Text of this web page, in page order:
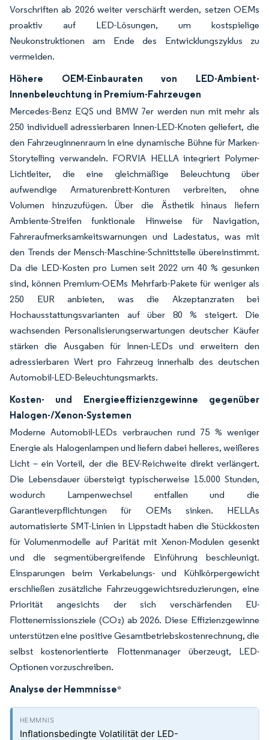
Vorschriften ab 2026 weiter verschärft werden, setzen OEMs
proaktiv auf LED-Lösungen, um kostspielige
Neukonstruktionen am Ende des Entwicklungszyklus zu
vermeiden.
Höhere OEM-Einbauraten von LED-Ambient-
Innenbeleuchtung in Premium-Fahrzeugen
Mercedes-Benz EQS und BMW 7er werden nun mit mehr als
250 individuell adressierbaren Innen-LED-Knoten geliefert, die
den Fahrzeuginnenraum in eine dynamische Bühne für Marken-
Storytelling verwandeln. FORVIA HELLA integriert Polymer-
Lichtleiter, die eine gleichmäßige Beleuchtung über
aufwendige Armaturenbrett-Konturen verbreiten, ohne
Volumen hinzuzufügen. Über die Ästhetik hinaus liefern
Ambiente-Streifen funktionale Hinweise für Navigation,
Fahreraufmerksamkeitswarnungen und Ladestatus, was mit
den Trends der Mensch-Maschine-Schnittstelle übereinstimmt.
Da die LED-Kosten pro Lumen seit 2022 um 40 % gesunken
sind, können Premium-OEMs Mehrfarb-Pakete für weniger als
250 EUR anbieten, was die Akzeptanzraten bei
Hochausstattungsvarianten auf über 80 % steigert. Die
wachsenden Personalisierungserwartungen deutscher Käufer
stärken die Ausgaben für Innen-LEDs und erweitern den
adressierbaren Wert pro Fahrzeug innerhalb des deutschen
Automobil-LED-Beleuchtungsmarkts.
Kosten- und Energieeffizienzgewinne gegenüber
Halogen-/Xenon-Systemen
Moderne Automobil-LEDs verbrauchen rund 75 % weniger
Energie als Halogenlampen und liefern dabei helleres, weißeres
Licht – ein Vorteil, der die BEV-Reichweite direkt verlängert.
Die Lebensdauer übersteigt typischerweise 15.000 Stunden,
wodurch Lampenwechsel entfallen und die
Garantieverpflichtungen für OEMs sinken. HELLAs
automatisierte SMT-Linien in Lippstadt haben die Stückkosten
für Volumenmodelle auf Parität mit Xenon-Modulen gesenkt
und die segmentübergreifende Einführung beschleunigt.
Einsparungen beim Verkabelungs- und Kühlkörpergewicht
erschließen zusätzliche Fahrzeuggewichtsreduzierungen, eine
Priorität angesichts der sich verschärfenden EU-
Flottenemissionsziele (CO₂) ab 2026. Diese Effizienzgewinne
unterstützen eine positive Gesamtbetriebskostenrechnung, die
selbst kostenorientierte Flottenmanager überzeugt, LED-
Optionen vorzuschreiben.
Analyse der Hemmnisse*
Inflationsbedingte Volatilität der LED-